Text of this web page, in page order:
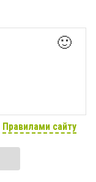
🙂
Правилами сайту